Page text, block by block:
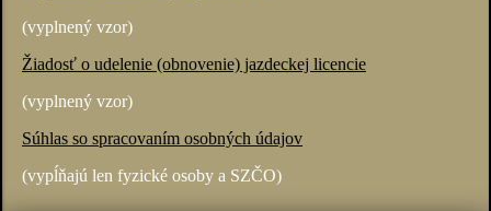
(vyplnený vzor)
Žiadosť o udelenie (obnovenie) jazdeckej licencie
(vyplnený vzor)
Súhlas so spracovaním osobných údajov
(vypĺňajú len fyzické osoby a SZČO)